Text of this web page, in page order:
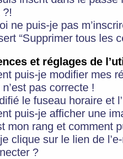
?!
ne puis-je pas
“Supprimer tous les
et réglages de
puis-je modifier mes
n’est pas correcte !
le fuseau horaire et
puis-je afficher une
mon rang et comment
clique sur le lien de
?